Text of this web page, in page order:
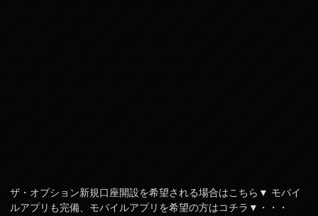
ザ・オプション新規口座開設を希望される場合はこちら▼ モバイ
ルアプリも完備、モバイルアプリを希望の方はコチラ▼・・・